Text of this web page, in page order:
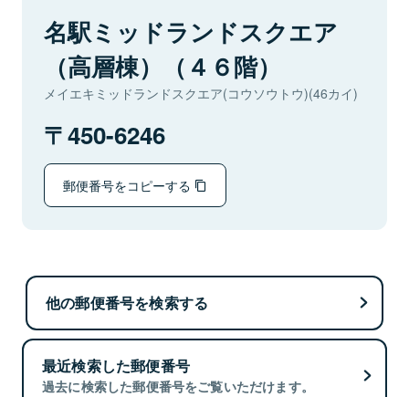
名駅ミッドランドスクエア
（高層棟）（４６階）
メイエキミッドランドスクエア(コウソウトウ)(46カイ)
450-6246
郵便番号をコピーする
他の郵便番号を検索する
最近検索した郵便番号
過去に検索した郵便番号をご覧いただけます。